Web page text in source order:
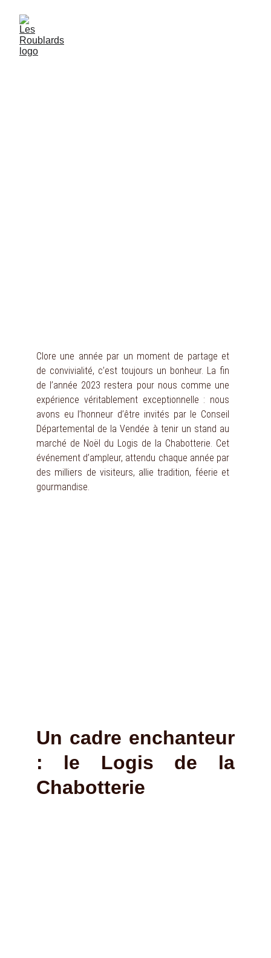
Clore une année par un moment de partage et
de convivialité, c’est toujours un bonheur. La fin
de l’année 2023 restera pour nous comme une
expérience véritablement exceptionnelle : nous
avons eu l’honneur d’être invités par le Conseil
Départemental de la Vendée à tenir un stand au
marché de Noël du Logis de la Chabotterie. Cet
événement d’ampleur, attendu chaque année par
des milliers de visiteurs, allie tradition, féerie et
gourmandise.
Un cadre enchanteur
: le Logis de la
Chabotterie